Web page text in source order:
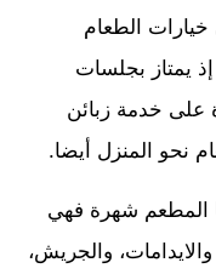
الطعام
يمتاز بجلسات
على خدمة زبائن
نحو المنزل أيضا.
المطعم شهرة فهي
والجريش،